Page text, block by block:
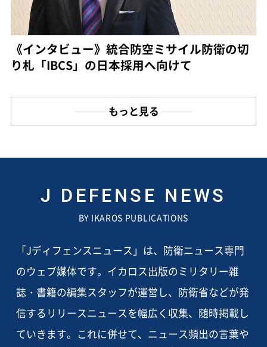
《インタビュー》統合防空ミサイル防衛の切
り札「IBCS」の日本採用へ向けて
もっと見る
J DEFENSE NEWS
BY IKAROS PUBLICATIONS
「Jディフェンスニュース」は、防衛ニュース専門
のウェブ媒体です。イカロス出版のミリタリー雑
誌・書籍の編集スタッフが運営し、防衛省などが発
信するリリースニュースを幅広く収集、随時掲載し
ていきます。これに併せて、ニュース頻出の言葉や